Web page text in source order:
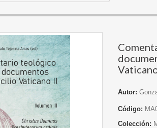
Autor:
Código:
Colección: